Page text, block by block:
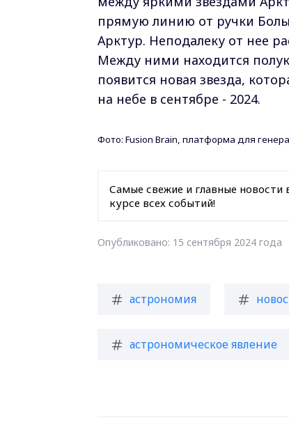
прямую линию от ручки
Арктур. Неподалеку от нее
Между ними находится
появится новая звезда,
на небе в сентябре - 2024.
Фото: Fusion Brain, платформа для
Самые свежие и главные новости
курсе всех событий!
Опубликовано: 15 сентября 2024 года
астрономия
астрономическое явление